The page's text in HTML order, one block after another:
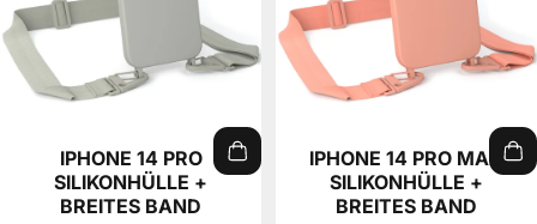
IPHONE 14 PRO
SILIKONHÜLLE +
BREITES BAND
IPHONE 14 PRO MAX
SILIKONHÜLLE +
BREITES BAND